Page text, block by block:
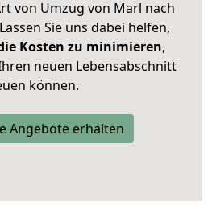
von Umzug von Marl nach
Sie uns dabei helfen,
Kosten zu minimieren,
neuen Lebensabschnitt
können.
Angebote erhalten